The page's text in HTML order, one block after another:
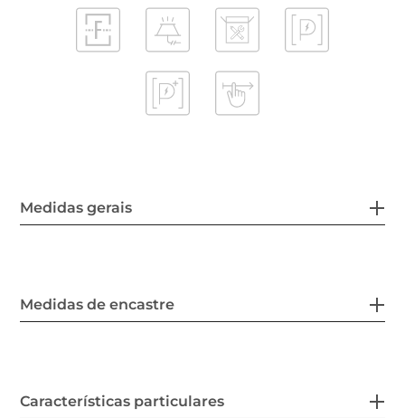
Medidas gerais
Medidas de encastre
Características particulares